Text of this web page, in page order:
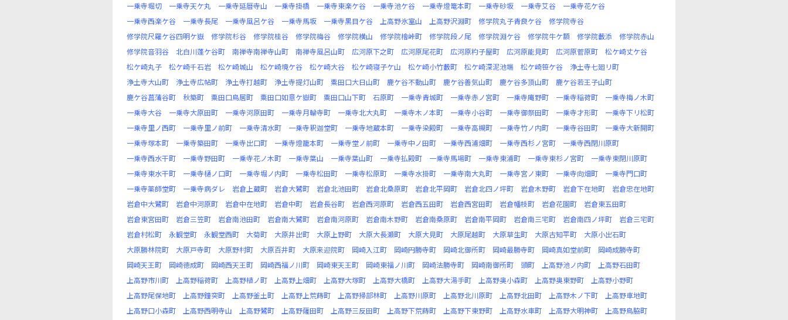
一乗寺堀切
一乗寺天ケ丸 一乗寺延暦寺山 一乗寺掛橋 一乗寺東楽ケ谷 一乗寺池ケ谷 一乗寺燈篭本町 一乗寺砂坂 一乗寺艾谷
一乗寺花ケ谷
一乗寺西楽ケ谷
一乗寺長尾 一乗寺風呂ケ谷 一乗寺馬坂 一乗寺黒目ケ谷 上高野氷室山 上高野沢淵町 修学院丸子青良ケ谷
修学院寺谷
修学院尺羅ケ谷四明ケ嶽
修学院杉谷 修学院桂谷 修学院梅谷 修学院横山 修学院檜峠町 修学院段ノ尾 修学院淵ケ谷 修学院牛ケ額 修学院藪添
修学院赤山
修学院音羽谷
北白川蓬ケ谷町 南禅寺南禅寺山町 南禅寺風呂山町 広河原下之町 広河原尾花町 広河原杓子屋町 広河原能見町 広河原菅原町
松ケ崎丈ケ谷
松ケ崎丸子
松ケ崎千石岩 松ケ崎城山 松ケ崎境ケ谷 松ケ崎大谷 松ケ崎寝子ケ山 松ケ崎小竹藪町 松ケ崎深泥池端 松ケ崎笹ケ谷
浄土寺七廻リ町
浄土寺大山町
浄土寺広帖町 浄土寺打越町 浄土寺提灯山町 粟田口大日山町 鹿ケ谷不動山町 鹿ケ谷善気山町 鹿ケ谷多頂山町
鹿ケ谷若王子山町
鹿ケ谷菖蒲谷町
秋築町 粟田口鳥居町 粟田口如意ケ嶽町 粟田口山下町 石原町 一乗寺青城町 一乗寺赤ノ宮町 一乗寺庵野町 一乗寺稲荷町
一乗寺梅ノ木町
一乗寺大谷
一乗寺大原田町 一乗寺河原田町 一乗寺月輪寺町 一乗寺北大丸町 一乗寺木ノ本町 一乗寺小谷町 一乗寺御祭田町 一乗寺才形町
一乗寺下リ松町
一乗寺里ノ西町
一乗寺里ノ前町 一乗寺清水町 一乗寺釈迦堂町 一乗寺地蔵本町 一乗寺染殿町 一乗寺高槻町 一乗寺竹ノ内町 一乗寺谷田町
一乗寺大新開町
一乗寺塚本町
一乗寺築田町 一乗寺出口町 一乗寺燈籠本町 一乗寺堂ノ前町 一乗寺中ノ田町 一乗寺西浦畑町 一乗寺西杉ノ宮町
一乗寺西閉川原町
一乗寺西水干町
一乗寺野田町 一乗寺花ノ木町 一乗寺葉山 一乗寺葉山町 一乗寺払殿町 一乗寺馬場町 一乗寺東浦町 一乗寺東杉ノ宮町
一乗寺東閉川原町
一乗寺東水干町
一乗寺樋ノ口町 一乗寺堀ノ内町 一乗寺松田町 一乗寺松原町 一乗寺水掛町 一乗寺南大丸町 一乗寺宮ノ東町 一乗寺向畑町
一乗寺門口町
一乗寺薬師堂町
一乗寺病ダレ 岩倉上蔵町 岩倉大鷺町 岩倉北池田町 岩倉北桑原町 岩倉北平岡町 岩倉北四ノ坪町 岩倉木野町 岩倉下在地町
岩倉忠在地町
岩倉中大鷺町
岩倉中河原町 岩倉中在地町 岩倉中町 岩倉長谷町 岩倉西河原町 岩倉西五田町 岩倉西宮田町 岩倉幡枝町 岩倉花園町
岩倉東五田町
岩倉東宮田町
岩倉三笠町 岩倉南池田町 岩倉南大鷺町 岩倉南河原町 岩倉南木野町 岩倉南桑原町 岩倉南平岡町 岩倉南三宅町 岩倉南四ノ坪町
岩倉三宅町
岩倉村松町
永観堂町 永観堂西町 大菊町 大原井出町 大原上野町 大原大長瀬町 大原大見町 大原尾越町 大原草生町 大原古知平町
大原小出石町
大原勝林院町
大原戸寺町 大原野村町 大原百井町 大原来迎院町 岡崎入江町 岡崎円勝寺町 岡崎北御所町 岡崎最勝寺町 岡崎真如堂前町
岡崎成勝寺町
岡崎天王町
岡崎徳成町 岡崎西天王町 岡崎西福ノ川町 岡崎東天王町 岡崎東福ノ川町 岡崎法勝寺町 岡崎南御所町 頭町 上高野池ノ内町
上高野石田町
上高野市川町
上高野稲荷町 上高野植ノ町 上高野上畑町 上高野大塚町 上高野大橋町 上高野大湯手町 上高野奥小森町 上高野奥東野町
上高野小野町
上高野尾保地町
上高野鐘突町 上高野釜土町 上高野上荒蒔町 上高野掃部林町 上高野川原町 上高野北川原町 上高野北田町 上高野木ノ下町
上高野車地町
上高野口小森町
上高野西明寺山 上高野鷺町 上高野薩田町 上高野三反田町 上高野下荒蒔町 上高野下東野町 上高野水車町 上高野大明神町
上高野鳥脇町